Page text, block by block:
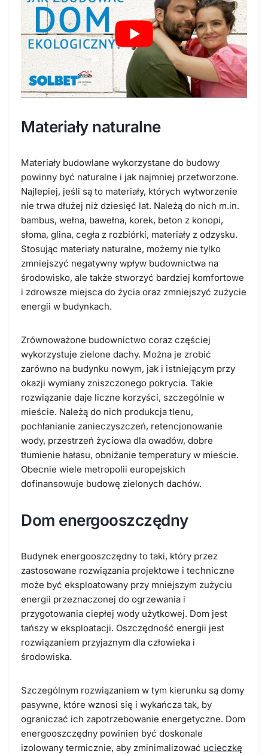
Materiały naturalne
Materiały budowlane wykorzystane do budowy
powinny być naturalne i jak najmniej przetworzone.
Najlepiej, jeśli są to materiały, których wytworzenie
nie trwa dłużej niż dziesięć lat. Należą do nich m.in.
bambus, wełna, bawełna, korek, beton z konopi,
słoma, glina, cegła z rozbiórki, materiały z odzysku.
Stosując materiały naturalne, możemy nie tylko
zmniejszyć negatywny wpływ budownictwa na
środowisko, ale także stworzyć bardziej komfortowe
i zdrowsze miejsca do życia oraz zmniejszyć zużycie
energii w budynkach.
Zrównoważone budownictwo coraz częściej
wykorzystuje zielone dachy. Można je zrobić
zarówno na budynku nowym, jak i istniejącym przy
okazji wymiany zniszczonego pokrycia. Takie
rozwiązanie daje liczne korzyści, szczególnie w
mieście. Należą do nich produkcja tlenu,
pochłanianie zanieczyszczeń, retencjonowanie
wody, przestrzeń życiowa dla owadów, dobre
tłumienie hałasu, obniżanie temperatury w mieście.
Obecnie wiele metropolii europejskich
dofinansowuje budowę zielonych dachów.
Dom energooszczędny
Budynek energooszczędny to taki, który przez
zastosowane rozwiązania projektowe i techniczne
może być eksploatowany przy mniejszym zużyciu
energii przeznaczonej do ogrzewania i
przygotowania ciepłej wody użytkowej. Dom jest
tańszy w eksploatacji. Oszczędność energii jest
rozwiązaniem przyjaznym dla człowieka i
środowiska.
Szczególnym rozwiązaniem w tym kierunku są domy
pasywne, które wznosi się i wykańcza tak, by
ograniczać ich zapotrzebowanie energetyczne. Dom
energooszczędny powinien być doskonale
izolowany termicznie, aby zminimalizować ucieczkę